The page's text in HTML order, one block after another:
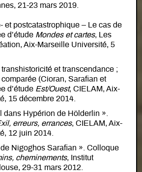
21-23 mars 2019.
et postcatastrophique – Le cas de
d’étude Mondes et cartes, Les
Aix-Marseille Université, 5
et transcendance ;
(Cioran, Sarafian et
d’étude Est/Ouest, CIELAM, Aix-
15 décembre 2014.
dans Hypérion de Hölderlin ».
erreurs, errances, CIELAM, Aix-
12 juin 2014.
Nigoghos Sarafian ». Colloque
cheminements, Institut
29-31 mars 2012.